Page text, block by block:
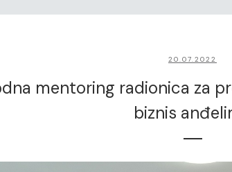
20.07.2022
mentoring radionica za
biznis